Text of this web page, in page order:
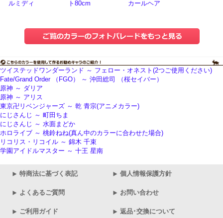
ルミディ
ト80cm
カールヘア
ツイステッドワンダーランド ～ フェロー・オネスト(2つご使用ください)
Fate/Grand Order （FGO） ～ 沖田総司 （桜セイバー）
原神 ～ ダリア
原神 ～ アリス
東京卍リベンジャーズ ～ 乾 青宗(アニメカラー)
にじさんじ ～ 町田ちま
にじさんじ ～ 水面まどか
ホロライブ ～ 桃鈴ねね(真ん中のカラーに合わせた場合)
リコリス・リコイル ～ 錦木 千束
学園アイドルマスター ～ 十王 星南
特商法に基づく表記 個人情報保護方針
よくあるご質問 お問い合わせ
ご利用ガイド 返品･交換について